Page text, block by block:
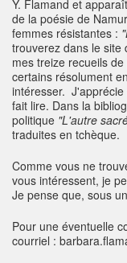
Y. Flamand et
de la poésie de
femmes résistantes :
trouverez dans le site
mes treize recueils
certains résolument
intéresser.
fait lire. Dans la
politique "L'autre
traduites en tchèque.
Comme vous ne
vous intéressent, je
Je pense que, sous
Pour une éventuelle
courriel :